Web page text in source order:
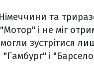
та
і не міг
зустрітися
і